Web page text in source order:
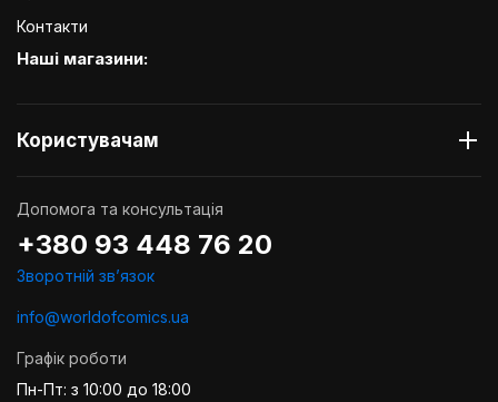
Контакти
Наші магазини:
Користувачам
Допомога та консультація
+380 93 448 76 20
Зворотній звʼязок
info@worldofcomics.ua
Графік роботи
Пн-Пт: з 10:00 до 18:00